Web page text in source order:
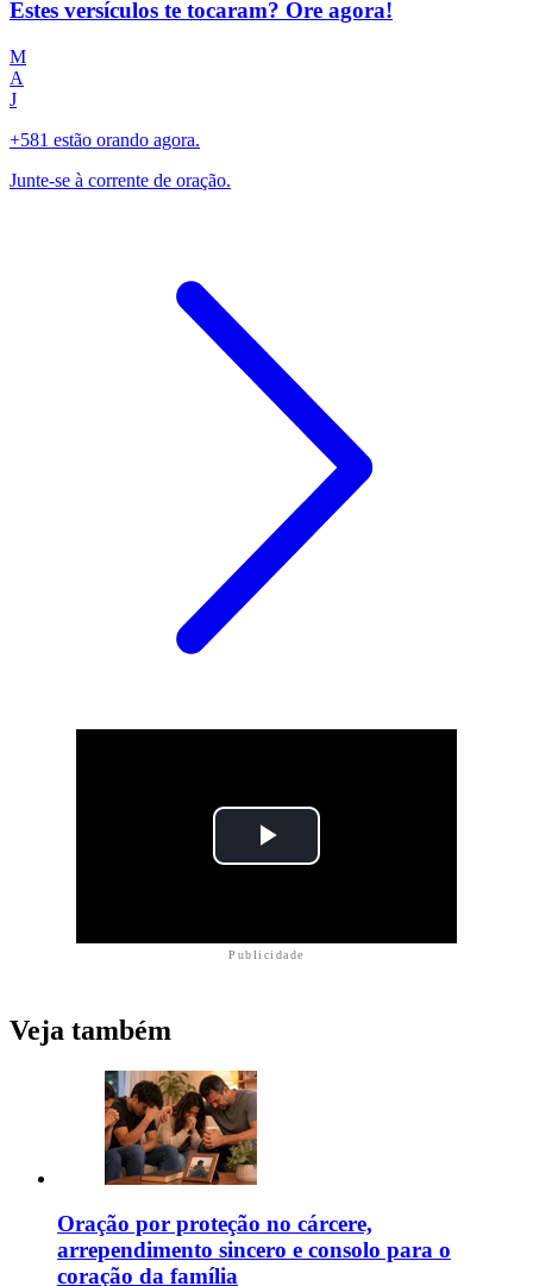
Estes versículos te tocaram? Ore agora!
M
A
J
+581 estão orando agora.
Junte-se à corrente de oração.
Publicidade
Veja também
Oração por proteção no cárcere,
arrependimento sincero e consolo para o
coração da família